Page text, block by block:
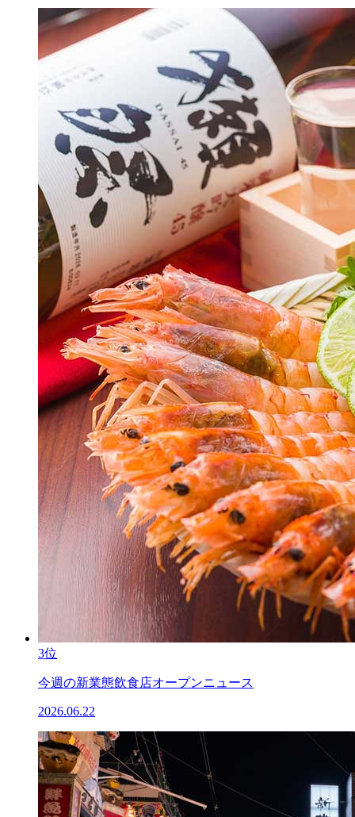
3位
今週の新業態飲食店オープンニュース
2026.06.22